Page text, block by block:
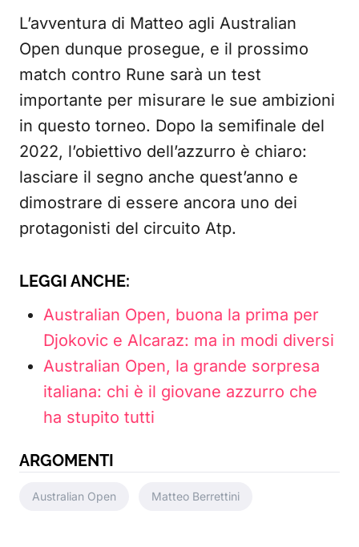
L’avventura di Matteo agli Australian
Open dunque prosegue, e il prossimo
match contro Rune sarà un test
importante per misurare le sue ambizioni
in questo torneo. Dopo la semifinale del
2022, l’obiettivo dell’azzurro è chiaro:
lasciare il segno anche quest’anno e
dimostrare di essere ancora uno dei
protagonisti del circuito Atp.
LEGGI ANCHE:
Australian Open, buona la prima per
Djokovic e Alcaraz: ma in modi diversi
Australian Open, la grande sorpresa
italiana: chi è il giovane azzurro che
ha stupito tutti
ARGOMENTI
Australian Open Matteo Berrettini